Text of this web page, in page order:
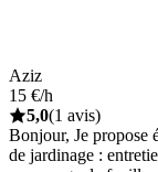
Aziz
15 €/h
5,0(1 avis)
Bonjour, Je propose
de jardinage :